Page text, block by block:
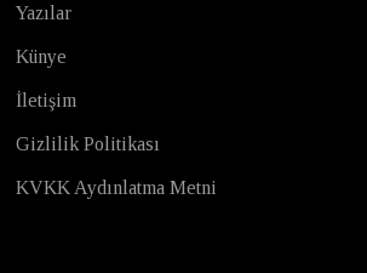
Yazılar
Künye
İletişim
Gizlilik Politikası
KVKK Aydınlatma Metni